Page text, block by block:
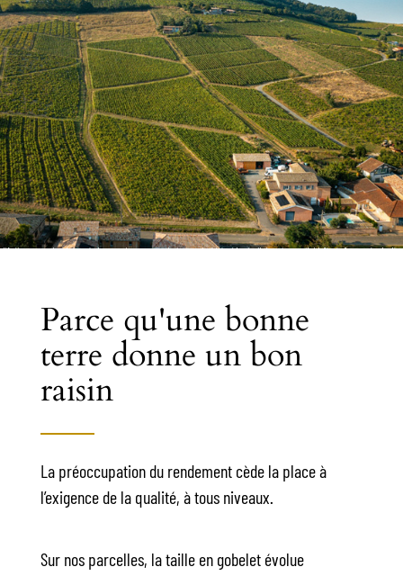
Parce qu'une bonne
terre donne un bon
raisin
La préoccupation du rendement cède la place à
l’exigence de la qualité, à tous niveaux.
Sur nos parcelles, la taille en gobelet évolue